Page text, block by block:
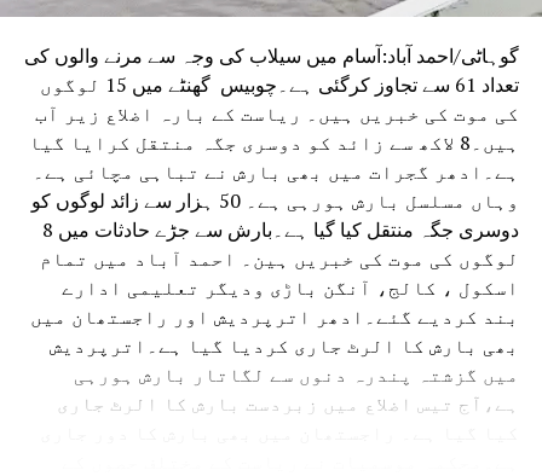
گوہاٹی/احمد آباد:آسام میں سیلاب کی وجہ سے مرنے والوں کی
تعداد 61 سے تجاوز کرگئی ہے۔چوبیس گھنٹے میں 15 لوگوں
کی موت کی خبریں ہیں۔ ریاست کے بارہ اضلاع زیر آب
ہیں۔8 لاکھ سے زائد کو دوسری جگہ منتقل کرایا گیا
ہے۔ادھر گجرات میں بھی بارش نے تباہی مچائی ہے۔
وہاں مسلسل بارش ہورہی ہے۔ 50 ہزار سے زائد لوگوں کو
دوسری جگہ منتقل کیا گیا ہے۔بارش سے جڑے حادثات میں 8
لوگوں کی موت کی خبریں ہین۔ احمد آباد میں تمام
اسکول ، کالج، آنگن باڑی ودیگر تعلیمی ادارے
بند کردیے گئے۔ادھر اترپردیش اور راجستھان میں
بھی بارش کا الرٹ جاری کردیا گیا ہے۔اترپردیش
میں گزشتہ پندرہ دنوں سے لگاتار بارش ہورہی
ہے،آج تیس اضلاع میں زبردست بارش کا الرٹ جاری